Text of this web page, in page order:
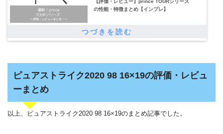
【評価・レビュー】prince TOURシリーズ
の性能・特徴まとめ【インプレ】
ピュアストライク2020 98 16×19の評価・レビュ
ーまとめ
以上、ピュアストライク2020 98 16×19のまとめ記事でした。